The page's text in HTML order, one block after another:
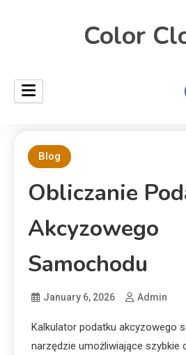
Color
Blog
Obliczanie
Akcyzowego
Samochodu
January 6, 2026 Admin
Kalkulator podatku akcyzowego
narzędzie umożliwiające szybkie